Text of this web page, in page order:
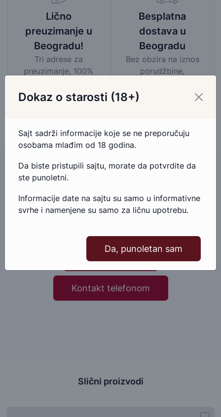
Lično
preuzimanje u
Beogradu!
Tri adrese za
preuzimanje, 100%
novca.
Besplatna
dostava u
Beogradu
Bez obzira na iznos
porudžbine,
područja besplatne
Imate pitanja u vezi ovog proizvoda?
Ako imate bilo kakva pitanja ili nedoumice u vezi ovog
Pošaljite email
Kontakt telefonom
Slični proizvodi
Dokaz o starosti (18+)
Sajt sadrži informacije koje se ne preporučuju
osobama mlađim od 18 godina.
Da biste pristupili sajtu, morate da potvrdite da
ste punoletni.
Informacije date na sajtu su samo u informativne
svrhe i namenjene su samo za ličnu upotrebu.
Da, punoletan sam